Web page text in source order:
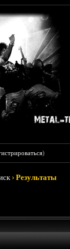
)
›Результаты